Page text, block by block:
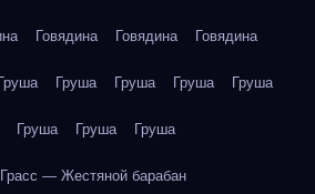
Говядина Говядина Говядина
Груша Груша Груша Груша Груша
Груша Груша Груша
— Жестяной барабан